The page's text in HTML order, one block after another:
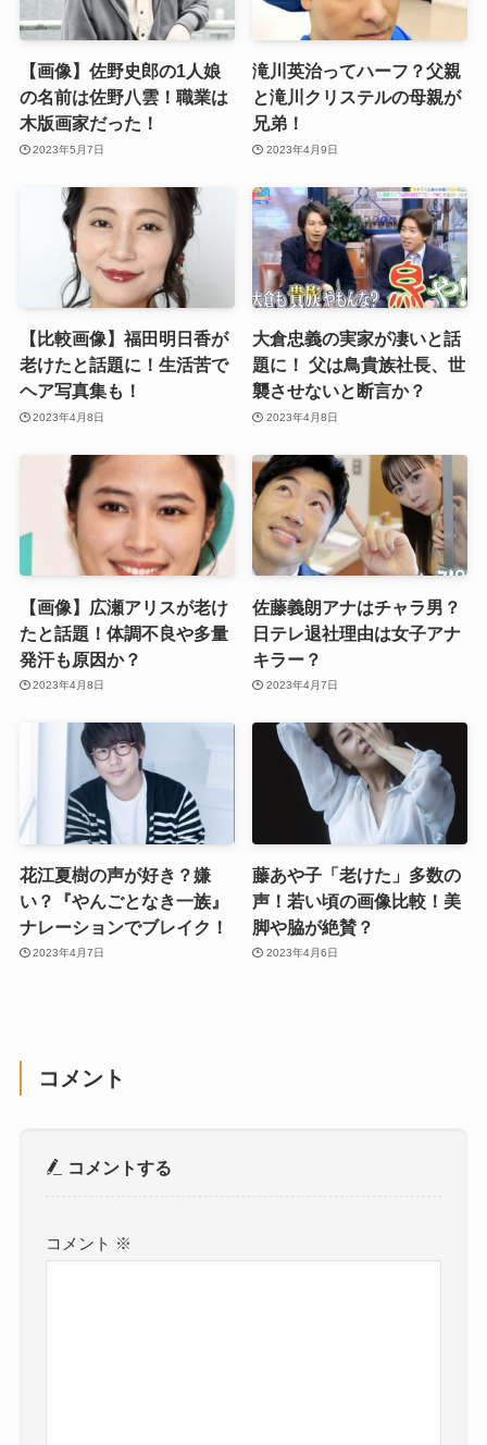
【画像】佐野史郎の1人娘
の名前は佐野八雲！職業は
木版画家だった！
2023年5月7日
滝川英治ってハーフ？父親
と滝川クリステルの母親が
兄弟！
2023年4月9日
【比較画像】福田明日香が
老けたと話題に！生活苦で
ヘア写真集も！
2023年4月8日
大倉忠義の実家が凄いと話
題に！ 父は鳥貴族社長、世
襲させないと断言か？
2023年4月8日
【画像】広瀬アリスが老け
たと話題！体調不良や多量
発汗も原因か？
2023年4月8日
佐藤義朗アナはチャラ男？
日テレ退社理由は女子アナ
キラー？
2023年4月7日
花江夏樹の声が好き？嫌
い？『やんごとなき一族』
ナレーションでブレイク！
2023年4月7日
藤あや子「老けた」多数の
声！若い頃の画像比較！美
脚や脇が絶賛？
2023年4月6日
コメント
コメントする
コメント ※